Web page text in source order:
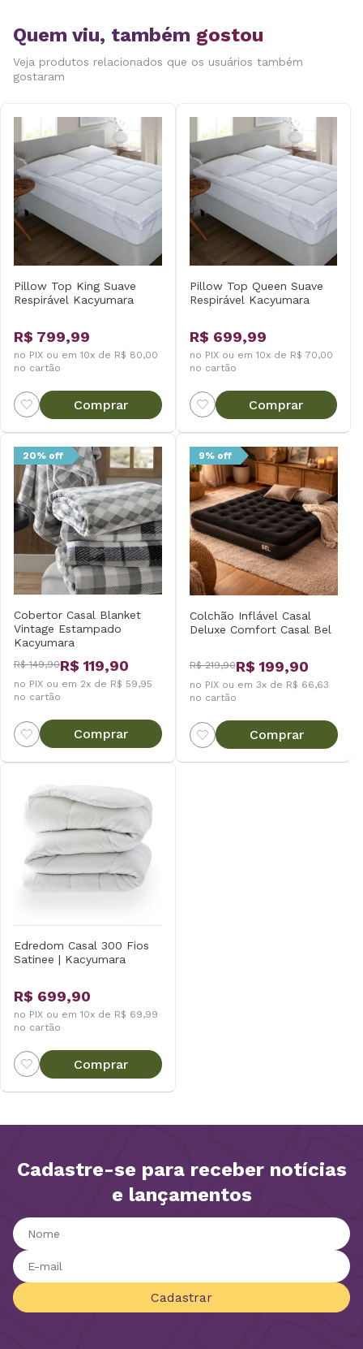
Quem viu, também gostou
Veja produtos relacionados que os usuários também
gostaram
Pillow Top King Suave
Respirável Kacyumara
R$ 799,99
no PIX ou em 10x de R$ 80,00
no cartão
Comprar
Pillow Top Queen Suave
Respirável Kacyumara
R$ 699,99
no PIX ou em 10x de R$ 70,00
no cartão
Comprar
20% off
Cobertor Casal Blanket
Vintage Estampado
Kacyumara
R$ 149,90R$ 119,90
no PIX ou em 2x de R$ 59,95
no cartão
Comprar
9% off
Colchão Inflável Casal
Deluxe Comfort Casal Bel
R$ 219,90R$ 199,90
no PIX ou em 3x de R$ 66,63
no cartão
Comprar
Edredom Casal 300 Fios
Satinee | Kacyumara
R$ 699,90
no PIX ou em 10x de R$ 69,99
no cartão
Comprar
Cadastre-se para receber notícias
e lançamentos
Cadastrar